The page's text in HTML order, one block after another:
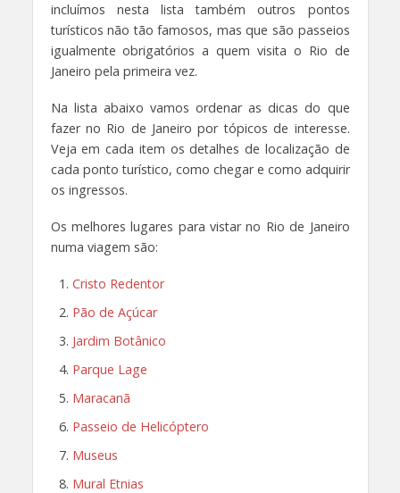
incluímos nesta lista também outros pontos
turísticos não tão famosos, mas que são passeios
igualmente obrigatórios a quem visita o Rio de
Janeiro pela primeira vez.
Na lista abaixo vamos ordenar as dicas do que
fazer no Rio de Janeiro por tópicos de interesse.
Veja em cada item os detalhes de localização de
cada ponto turístico, como chegar e como adquirir
os ingressos.
Os melhores lugares para vistar no Rio de Janeiro
numa viagem são:
Cristo Redentor
Pão de Açúcar
Jardim Botânico
Parque Lage
Maracanã
Passeio de Helicóptero
Museus
Mural Etnias